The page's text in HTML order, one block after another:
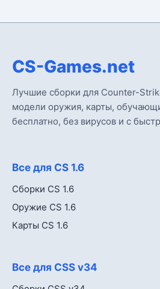
CS-Games.net
Лучшие сборки для Counter-
модели оружия, карты,
бесплатно, без вирусов и с
Все для CS 1.6
Сборки CS 1.6
Оружие CS 1.6
Карты CS 1.6
Все для CSS v34